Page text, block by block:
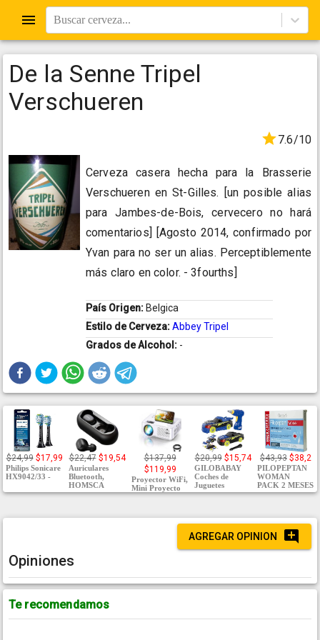
Buscar cerveza...
De la Senne Tripel
Verschueren
7.6/10
Cerveza casera hecha para la Brasserie
Verschueren en St-Gilles. [un posible alias
para Jambes-de-Bois, cervecero no hará
comentarios] [Agosto 2014, confirmado por
Yvan para no ser un alias. Perceptiblemente
más claro en color. - 3fourths]
País Origen: Belgica
Estilo de Cerveza:Abbey Tripel
Grados de Alcohol: -
$24,99 $17,99
Philips Sonicare
HX9042/33 -
$22,47 $19,54
Auriculares
Bluetooth,
HOMSCA
$137,99
$119,99
Proyector WiFi,
Mini Proyecto
$20,99 $15,74
GILOBABAY
Coches de
Juguetes
$43,93 $38,2
PILOPEPTAN
WOMAN
PACK 2 MESES
AGREGAR OPINION
Opiniones
Te recomendamos